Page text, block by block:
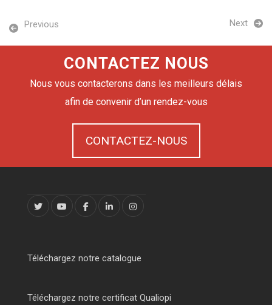
Previous Next
CONTACTEZ NOUS
Nous vous contacterons dans les meilleurs délais
afin de convenir d’un rendez-vous
CONTACTEZ-NOUS
Téléchargez notre catalogue
Téléchargez notre certificat Qualiopi